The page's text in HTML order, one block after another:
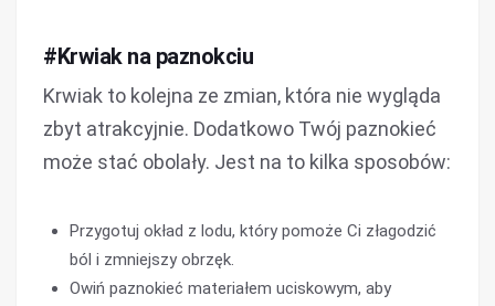
#Krwiak na paznokciu
Krwiak to kolejna ze zmian, która nie wygląda
zbyt atrakcyjnie. Dodatkowo Twój paznokieć
może stać obolały. Jest na to kilka sposobów:
Przygotuj okład z lodu, który pomoże Ci złagodzić
ból i zmniejszy obrzęk.
Owiń paznokieć materiałem uciskowym, aby